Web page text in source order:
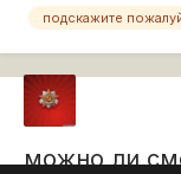
подскажите
можно ли